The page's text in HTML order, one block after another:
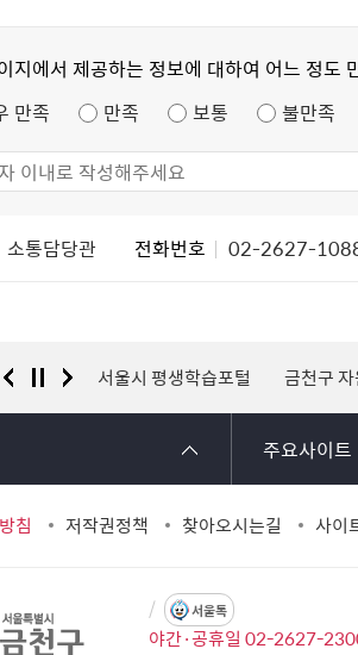
지에서 제공하는 정보에 대하여 어느 정도
만족
만족 보통 불만족
소통담당관 전화번호 02-2627-
합포털 서울시 평생학습포털 금천구
주요사이트
침 저작권정책 찾아오시는길 사이
서울톡
야간·공휴일 02-2627-